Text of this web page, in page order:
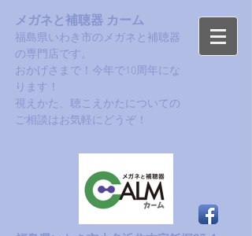
メガネと補聴器 カーム
福島県いわき市のメガネと補聴器
の専門店です。
おかげさまで！今年で10周年にな
ります！​
​視えかた、聴こえかたについての
ご相談はお気軽にどうぞ！